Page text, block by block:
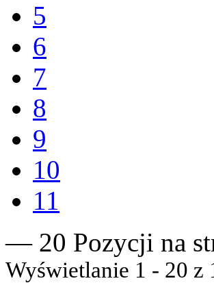
5
6
7
8
9
10
11
— 20 Pozycji na
Wyświetlanie 1 - 20 z